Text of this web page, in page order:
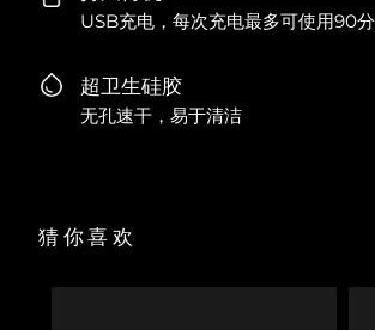
USB充电，每次充电最多可使用90分
超卫生硅胶
无孔速干，易于清洁
猜你喜欢